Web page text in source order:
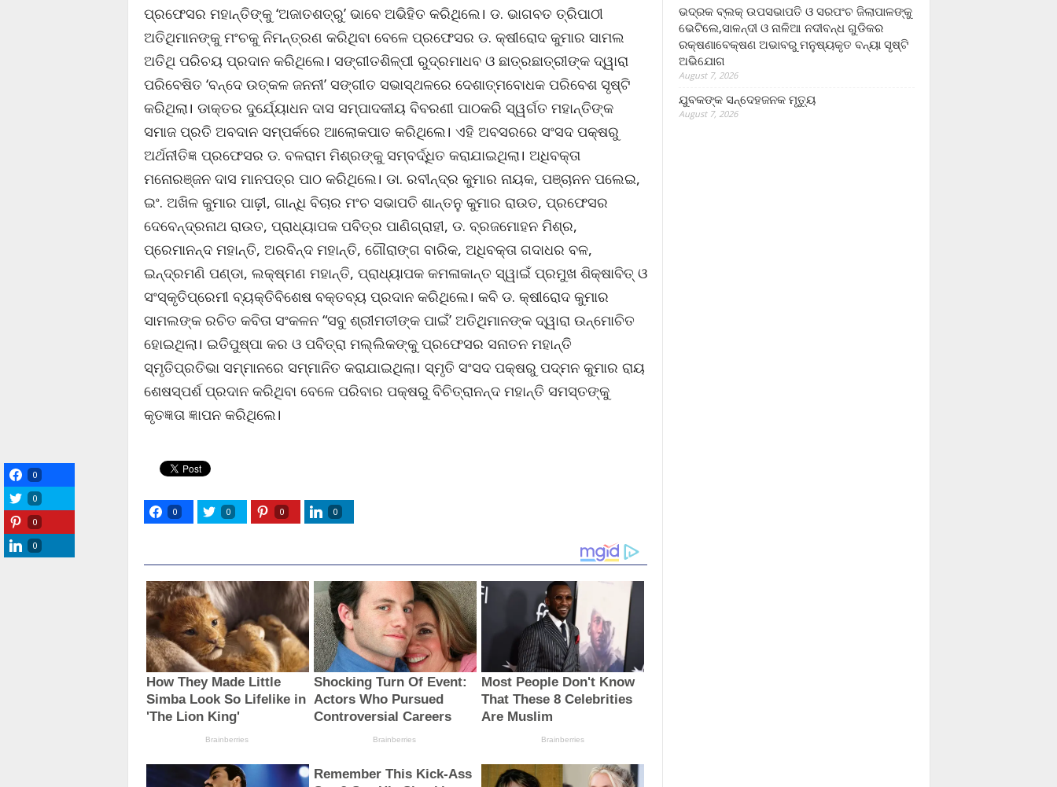
ପ୍ରଫେସର ମହାନ୍ତିଙ୍କୁ ‘ଅଜାତଶତ୍ରୁ’ ଭାବେ ଅଭିହିତ କରିଥିଲେ। ଡ. ଭାଗବତ ତ୍ରିପାଠୀ
ଅତିଥିମାନଙ୍କୁ ମଂଚକୁ ନିମନ୍ତ୍ରଣ କରିଥିବା ବେଳେ ପ୍ରଫେସର ଡ. କ୍ଷୀରୋଦ କୁମାର ସାମଲ
ଅତିଥି ପରିଚୟ ପ୍ରଦାନ କରିଥିଲେ। ସଙ୍ଗୀତଶିଳ୍ପୀ ରୁଦ୍ରମାଧବ ଓ ଛାତ୍ରଛାତ୍ରୀଙ୍କ ଦ୍ୱାରା
ପରିବେଷିତ ‘ବନ୍ଦେ ଉତ୍କଳ ଜନନୀ’ ସଙ୍ଗୀତ ସଭାସ୍ଥଳରେ ଦେଶାତ୍ମବୋଧକ ପରିବେଶ ସୃଷ୍ଟି
କରିଥିଲା। ଡାକ୍ତର ଦୁର୍ଯ୍ୟୋଧନ ଦାସ ସମ୍ପାଦକୀୟ ବିବରଣୀ ପାଠକରି ସ୍ୱର୍ଗତ ମହାନ୍ତିଙ୍କ
ସମାଜ ପ୍ରତି ଅବଦାନ ସମ୍ପର୍କରେ ଆଲୋକପାତ କରିଥିଲେ। ଏହି ଅବସରରେ ସଂସଦ ପକ୍ଷରୁ
ଅର୍ଥନୀତିଜ୍ଞ ପ୍ରଫେସର ଡ. ବଳରାମ ମିଶ୍ରଙ୍କୁ ସମ୍ବର୍ଦ୍ଧିତ କରାଯାଇଥିଲା। ଅଧିବକ୍ତା
ମନୋରଞ୍ଜନ ଦାସ ମାନପତ୍ର ପାଠ କରିଥିଲେ। ଡା. ରବୀନ୍ଦ୍ର କୁମାର ନାୟକ, ପଞ୍ଚାନନ ପଲେଇ,
ଇଂ. ଅଖିଳ କୁମାର ପାଢ଼ୀ, ଗାନ୍ଧି ବିଚାର ମଂଚ ସଭାପତି ଶାନ୍ତନୁ କୁମାର ରାଉତ, ପ୍ରଫେସର
ଦେବେନ୍ଦ୍ରନାଥ ରାଉତ, ପ୍ରାଧ୍ୟାପକ ପବିତ୍ର ପାଣିଗ୍ରାହୀ, ଡ. ବ୍ରଜମୋହନ ମିଶ୍ର,
ପ୍ରେମାନନ୍ଦ ମହାନ୍ତି, ଅରବିନ୍ଦ ମହାନ୍ତି, ଗୌରାଙ୍ଗ ବାରିକ, ଅଧିବକ୍ତା ଗଦାଧର ବଳ,
ଇନ୍ଦ୍ରମଣି ପଣ୍ଡା, ଲକ୍ଷ୍ମଣ ମହାନ୍ତି, ପ୍ରାଧ୍ୟାପକ କମଳାକାନ୍ତ ସ୍ୱାଇଁ ପ୍ରମୁଖ ଶିକ୍ଷାବିତ୍ ଓ
ସଂସ୍କୃତିପ୍ରେମୀ ବ୍ୟକ୍ତିବିଶେଷ ବକ୍ତବ୍ୟ ପ୍ରଦାନ କରିଥିଲେ। କବି ଡ. କ୍ଷୀରୋଦ କୁମାର
ସାମଲଙ୍କ ରଚିତ କବିତା ସଂକଳନ “ସବୁ ଶ୍ରୀମତୀଙ୍କ ପାଇଁ’ ଅତିଥିମାନଙ୍କ ଦ୍ୱାରା ଉନ୍ମୋଚିତ
ହୋଇଥିଲା। ଇତିପୁଷ୍ପା କର ଓ ପବିତ୍ରା ମଲ୍ଲିକଙ୍କୁ ପ୍ରଫେସର ସନାତନ ମହାନ୍ତି
ସ୍ମୃତିପ୍ରତିଭା ସମ୍ମାନରେ ସମ୍ମାନିତ କରାଯାଇଥିଲା। ସ୍ମୃତି ସଂସଦ ପକ୍ଷରୁ ପଦ୍ମନ କୁମାର ରାୟ
ଶେଷସ୍ପର୍ଶ ପ୍ରଦାନ କରିଥିବା ବେଳେ ପରିବାର ପକ୍ଷରୁ ବିଚିତ୍ରାନନ୍ଦ ମହାନ୍ତି ସମସ୍ତଙ୍କୁ
କୃତଜ୍ଞତା ଜ୍ଞାପନ କରିଥିଲେ।
0 0 0 0
ଭଦ୍ରକ ବ୍ଲକ୍ ଉପସଭାପତି ଓ ସରପଂଚ ଜିଲାପାଳଙ୍କୁ
ଭେଟିଲେ,ସାଳନ୍ଦୀ ଓ ନାଳିଆ ନଦୀବନ୍ଧ ଗୁଡିକର
ରକ୍ଷଣାବେକ୍ଷଣ ଅଭାବରୁ ମନୁଷ୍ୟକୃତ ବନ୍ୟା ସୃଷ୍ଟି
ଅଭିଯୋଗ
August 7, 2026
ଯୁବକଙ୍କ ସନ୍ଦେହଜନକ ମୃତ୍ୟୁ
August 7, 2026
0
0
0
0